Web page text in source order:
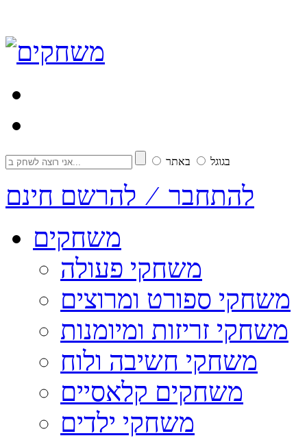
בגוגל באתר
להתחבר ⁄ להרשם חינם
משחקים
משחקי פעולה
משחקי ספורט ומרוצים
משחקי זריזות ומיומנות
משחקי חשיבה ולוח
משחקים קלאסיים
משחקי ילדים